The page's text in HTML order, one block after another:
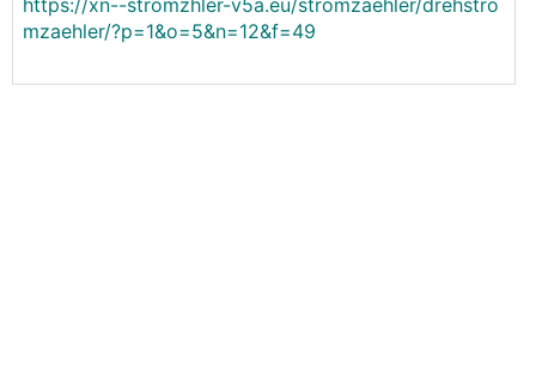
https://xn--stromzhler-v5a.eu/stromzaehler/drehstro
mzaehler/?p=1&o=5&n=12&f=49